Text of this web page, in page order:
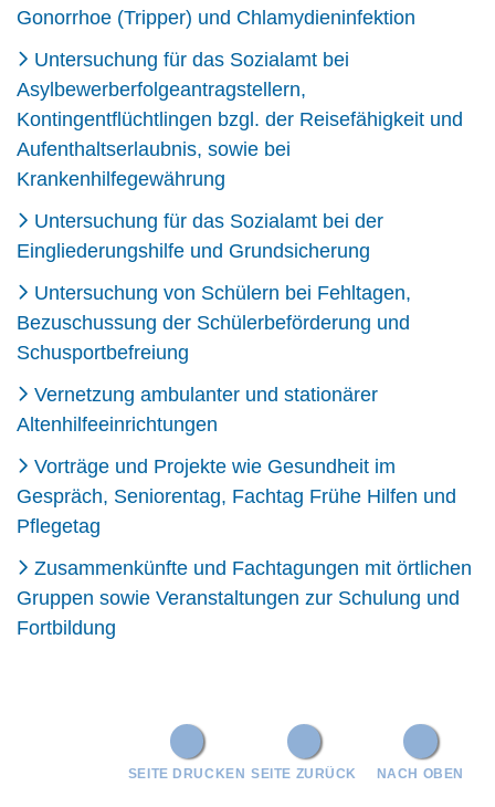
Gonorrhoe (Tripper) und Chlamydieninfektion
Untersuchung für das Sozialamt bei
Asylbewerberfolgeantragstellern,
Kontingentflüchtlingen bzgl. der Reisefähigkeit und
Aufenthaltserlaubnis, sowie bei
Krankenhilfegewährung
Untersuchung für das Sozialamt bei der
Eingliederungshilfe und Grundsicherung
Untersuchung von Schülern bei Fehltagen,
Bezuschussung der Schülerbeförderung und
Schusportbefreiung
Vernetzung ambulanter und stationärer
Altenhilfeeinrichtungen
Vorträge und Projekte wie Gesundheit im
Gespräch, Seniorentag, Fachtag Frühe Hilfen und
Pflegetag
Zusammenkünfte und Fachtagungen mit örtlichen
Gruppen sowie Veranstaltungen zur Schulung und
Fortbildung
NACH OBEN
SEITE ZURÜCK
SEITE DRUCKEN